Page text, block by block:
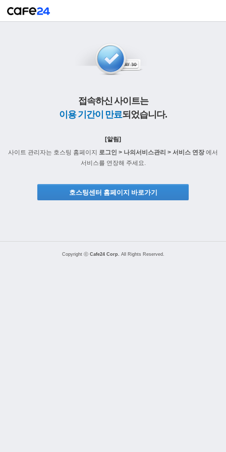
접속하신 사이트는
이용 기간이 만료되었습니다.
[알림]
사이트 관리자는 호스팅 홈페이지 로그인 > 나의서비스관리 > 서비스 연장에서
서비스를 연장해 주세요.
호스팅센터 홈페이지 바로가기
Copyright ⓒ Cafe24 Corp. All Rights Reserved.